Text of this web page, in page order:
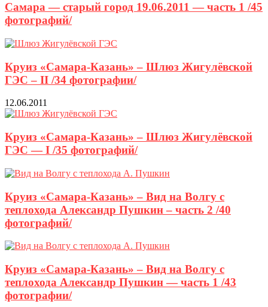
Самара — старый город 19.06.2011 — часть 1 /45
фотографий/
Круиз «Самара-Казань» – Шлюз Жигулёвской
ГЭС – II /34 фотографии/
12.06.2011
Круиз «Самара-Казань» – Шлюз Жигулёвской
ГЭС — I /35 фотографий/
Круиз «Самара-Казань» – Вид на Волгу с
теплохода Александр Пушкин – часть 2 /40
фотографий/
Круиз «Самара-Казань» – Вид на Волгу с
теплохода Александр Пушкин — часть 1 /43
фотографии/